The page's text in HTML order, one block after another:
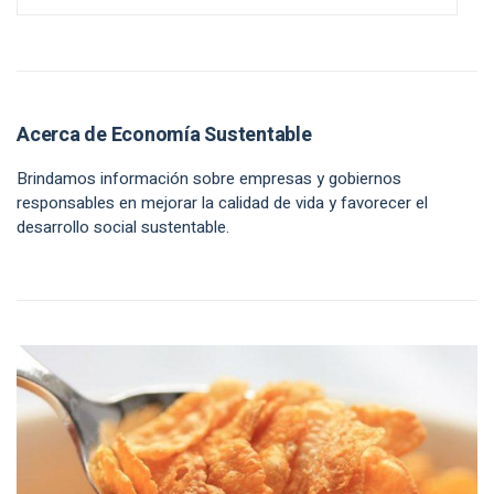
Acerca de Economía Sustentable
Brindamos información sobre empresas y gobiernos
responsables en mejorar la calidad de vida y favorecer el
desarrollo social sustentable.